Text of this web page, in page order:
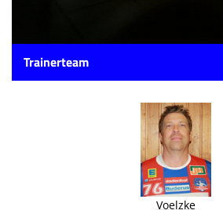
DIE HAIE I Intern
Trainerteam
Voelzke